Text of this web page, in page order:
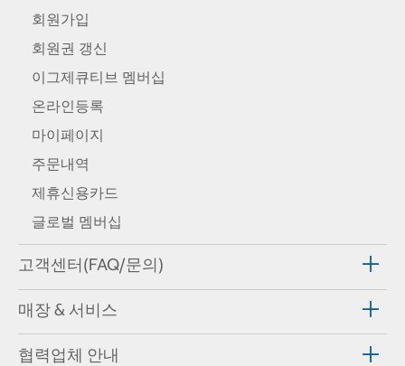
회원가입
회원권 갱신
이그제큐티브 멤버십
온라인등록
마이페이지
주문내역
제휴신용카드
글로벌 멤버십
고객센터(FAQ/문의)
매장 & 서비스
협력업체 안내